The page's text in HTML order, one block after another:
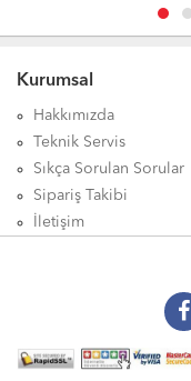
Kurumsal
Hakkımızda
Teknik Servis
Sıkça Sorulan Sorular
Sipariş Takibi
İletişim